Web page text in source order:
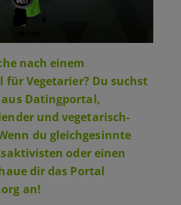
nach einem
für Vegetarier? Du suchst
Datingportal,
und vegetarisch-
du gleichgesinnte
oder einen
dir das Portal
an!